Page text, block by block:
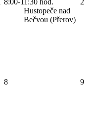
8:00-11:30 hod.
Hustopeče nad
Bečvou (Přerov)
2
8 9